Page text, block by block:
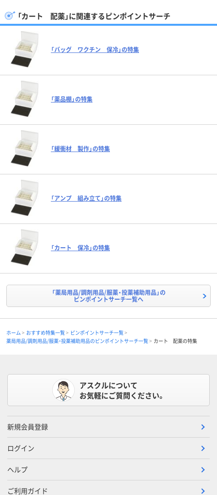
「カート 配薬」に関連するピンポイントサーチ
「バッグ ワクチン 保冷」の特集
「薬品棚」の特集
「緩衝材 製作」の特集
「アンプ 組み立て」の特集
「カート 保冷」の特集
「薬局用品/調剤用品/服薬・投薬補助用品」の
ピンポイントサーチ一覧へ
ホーム おすすめ特集一覧
ピンポイントサーチ一覧
薬局用品/調剤用品/服薬・投薬補助用品のピンポイントサーチ一覧
カート 配薬の特集
アスクルについて
お気軽にご質問ください。
新規会員登録
ログイン
ヘルプ
ご利用ガイド